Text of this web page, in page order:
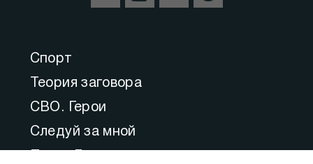
Спорт
Теория заговора
СВО. Герои
Следуй за мной